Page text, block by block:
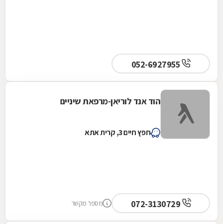
הוד אנד לוריאן-מרפאת שיניים
חפץ חיים 3, קרית אתא
מספר מקשר